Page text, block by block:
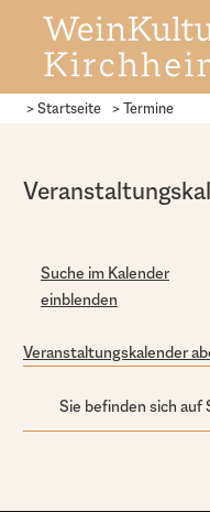
> Startseite > Termine
Suche im Kalender
einblenden
Veranstaltungskalender
Sie befinden sich auf